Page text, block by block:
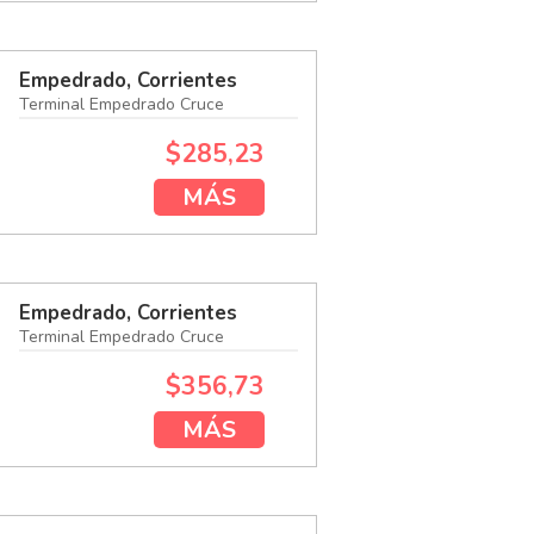
Empedrado, Corrientes
Terminal Empedrado Cruce
$285,23
MÁS
Empedrado, Corrientes
Terminal Empedrado Cruce
$356,73
MÁS